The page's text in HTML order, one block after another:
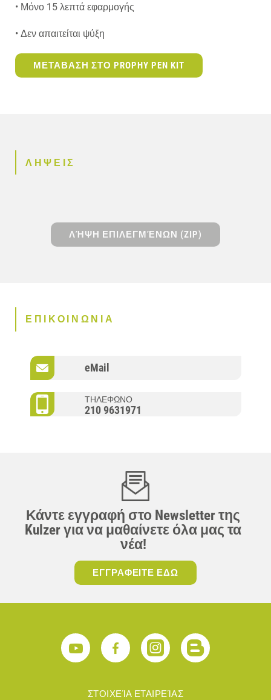
• Μόνο 15 λεπτά εφαρμογής
• Δεν απαιτείται ψύξη
ΜΕΤΑΒΑΣΗ ΣΤΟ PROPHY PEN KIT
ΛΗΨΕΙΣ
ΛΉΨΗ ΕΠΙΛΕΓΜΈΝΩΝ (ZIP)
ΕΠΙΚΟΙΝΩΝΙΑ
eMail
ΤΗΛΕΦΩΝΟ
210 9631971
Κάντε εγγραφή στο Newsletter της
Kulzer για να μαθαίνετε όλα μας τα
νέα!
ΕΓΓΡΑΦΕΙΤΕ ΕΔΩ
ΣΤΟΙΧΕΊΑ ΕΤΑΙΡΕΊΑΣ